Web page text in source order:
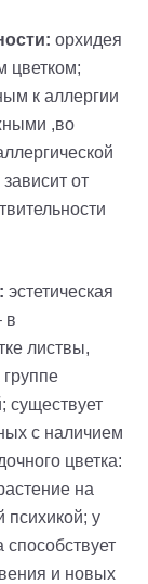
орхидея
цветком;
к аллергии
,во
от
эстетическая
в
листвы,
группе
существует
с наличием
цветка:
на
психикой; у
и новых